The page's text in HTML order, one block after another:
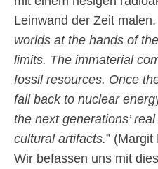
Leinwand der Zeit malen.
worlds at the hands of
limits. The immaterial
fossil resources. Once
fall back to nuclear
the next generations’
cultural artifacts.” (Margit
Wir befassen uns mit